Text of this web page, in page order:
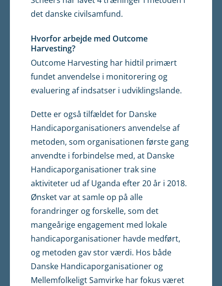
det danske civilsamfund.
Hvorfor arbejde med Outcome
Harvesting?
Outcome Harvesting har hidtil primært
fundet anvendelse i monitorering og
evaluering af indsatser i udviklingslande.
Dette er også tilfældet for Danske
Handicaporganisationers anvendelse af
metoden, som organisationen første gang
anvendte i forbindelse med, at Danske
Handicaporganisationer trak sine
aktiviteter ud af Uganda efter 20 år i 2018.
Ønsket var at samle op på alle
forandringer og forskelle, som det
mangeårige engagement med lokale
handicaporganisationer havde medført,
og metoden gav stor værdi. Hos både
Danske Handicaporganisationer og
Mellemfolkeligt Samvirke har fokus været